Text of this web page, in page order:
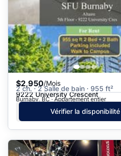
$2,950/Mois
2 ch. · 2 Salle de bain · 955 ft²
9222 University Crescent
Burnaby, BC · Appartement entier
Vérifier la disponibilité